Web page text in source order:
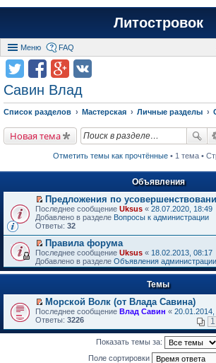
Литостровок
Меню FAQ
Савин Влад
Список разделов Мастерская Личные разделы
Новая тема
Отметить темы как прочтённые • 1 тема •
Объявления
П
е
р
й
т
и
к
п
в
о
м
у
н
Предложения по
Последнее сообщение Uksus « 28.07.2020, 18:49
Добавлено в разделе Вопросы к администрации
Ответы: 32
П
е
р
е
т
и
к
п
р
Правила форума
Последнее сообщение Uksus « 18.02.2013, 08:17
Добавлено в разделе Объявления администрации
Темы
П
е
е
Морской Волк (от Влада Савина)
Последнее сообщение Влад Савин «
Ответы: 3226 1
Показать темы за:
Поле сортировки